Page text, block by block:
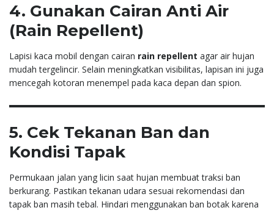
4. Gunakan Cairan Anti Air
(Rain Repellent)
Lapisi kaca mobil dengan cairan rain repellent agar air hujan
mudah tergelincir. Selain meningkatkan visibilitas, lapisan ini juga
mencegah kotoran menempel pada kaca depan dan spion.
5. Cek Tekanan Ban dan
Kondisi Tapak
Permukaan jalan yang licin saat hujan membuat traksi ban
berkurang. Pastikan tekanan udara sesuai rekomendasi dan
tapak ban masih tebal. Hindari menggunakan ban botak karena